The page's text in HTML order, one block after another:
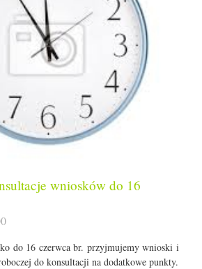
wniosków do 16
do 16 czerwca br. przyjmujemy wnioski i
do konsultacji na dodatkowe punkty.